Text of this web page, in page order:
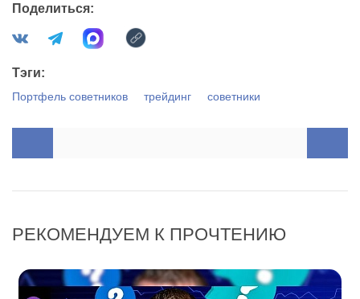
Поделиться:
Тэги:
Портфель советников трейдинг советники
РЕКОМЕНДУЕМ К ПРОЧТЕНИЮ